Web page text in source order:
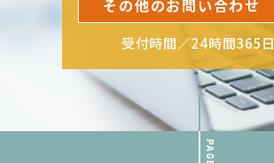
その他のお問い合わせ
受付時間／24時間365日